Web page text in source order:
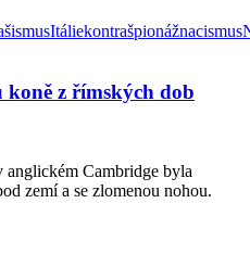
Itáliekontrašpionážnacismus
z římských dob
Cambridge byla
zemí a se zlomenou nohou.